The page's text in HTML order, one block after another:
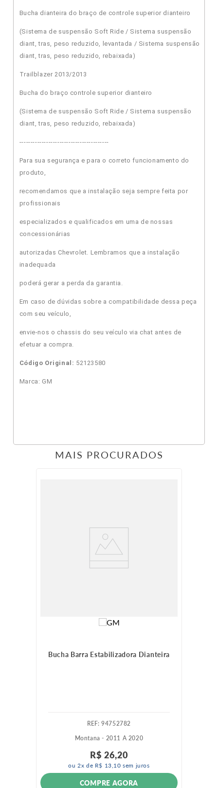
Bucha dianteira do braço de controle superior dianteiro
(Sistema de suspensão Soft Ride / Sistema suspensão
diant, tras, peso reduzido, levantada / Sistema suspensão
diant, tras, peso reduzido, rebaixada)
Trailblazer 2013/2013
Bucha do braço controle superior dianteiro
(Sistema de suspensão Soft Ride / Sistema suspensão
diant, tras, peso reduzido, rebaixada)
----------------------------------------
Para sua segurança e para o correto funcionamento do
produto,
recomendamos que a instalação seja sempre feita por
profissionais
especializados e qualificados em uma de nossas
concessionárias
autorizadas Chevrolet. Lembramos que a instalação
inadequada
poderá gerar a perda da garantia.
Em caso de dúvidas sobre a compatibilidade dessa peça
com seu veículo,
envie-nos o chassis do seu veículo via chat antes de
efetuar a compra.
Código Original: 52123580
Marca: GM
MAIS PROCURADOS
Bucha Barra Estabilizadora Dianteira
:94752782
Montana - 2011 A 2020
R$ 26,20
ou2x de R$ 13,10 sem juros
COMPRE AGORA